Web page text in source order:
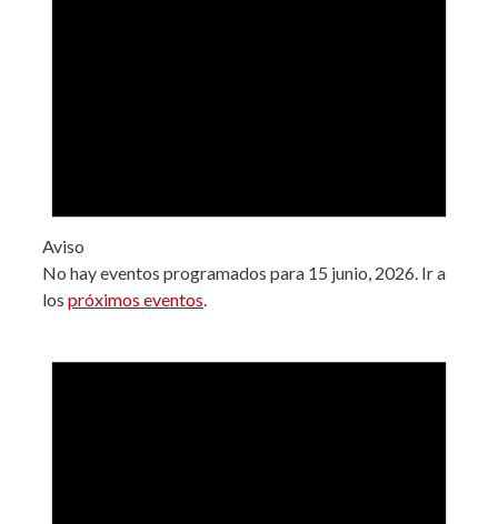
Aviso
No hay eventos programados para 15 junio, 2026. Ir a
los próximos eventos